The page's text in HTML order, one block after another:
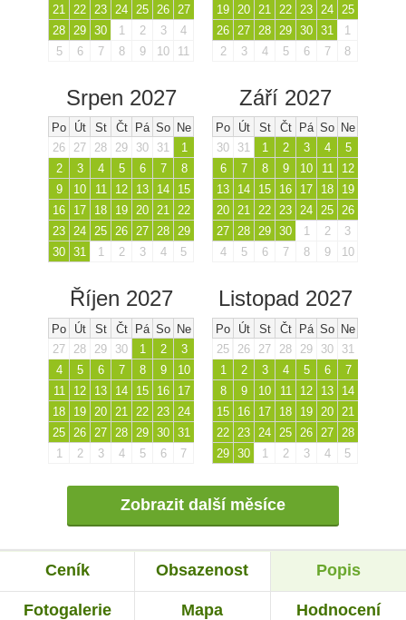
21
22 23 24 25 26
27
28
29 30 1 2 3
4
5
6 7 8 9 10 11
19
20 21 22 23 24
25
26
27 28 29 30 31
1
2
3 4 5 6 7 8
Srpen 2027
Po Út St Čt Pá So Ne
26
27 28 29 30 31
1
2
3 4 5 6 7
8
9
10 11 12 13 14
15
16
17 18 19 20 21 22
23 24 25 26 27 28 29
30 31 1 2 3 4 5
Září 2027
Po Út St Čt Pá So Ne
30
31 1 2 3 4
5
6
7 8 9 10 11
12
13
14 15 16 17 18
19
20 21 22 23 24 25 26
27 28 29 30 1 2
3
4
5 6 7 8 9 10
Říjen 2027
Po Út St Čt Pá So Ne
27
28 29 30 1 2
3
4
5 6 7 8 9
10
11
12 13 14 15 16
17
18
19 20 21 22 23
24
25
26 27 28 29 30 31
1
2 3 4 5 6 7
Listopad 2027
Po Út St Čt Pá So Ne
25
26 27 28 29 30
31
1
2 3 4 5 6
7
8
9 10 11 12 13
14
15
16 17 18 19 20
21
22
23 24 25 26 27
28
29 30 1 2 3 4 5
Zobrazit další měsíce
Ceník Obsazenost Popis
Fotogalerie Mapa Hodnocení